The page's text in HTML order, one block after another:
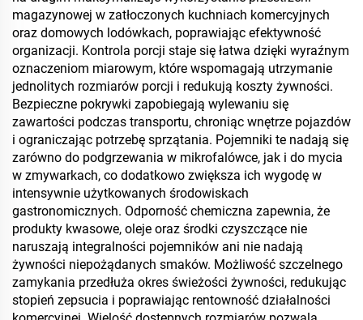
magazynowej w zatłoczonych kuchniach komercyjnych
oraz domowych lodówkach, poprawiając efektywność
organizacji. Kontrola porcji staje się łatwa dzięki wyraźnym
oznaczeniom miarowym, które wspomagają utrzymanie
jednolitych rozmiarów porcji i redukują koszty żywności.
Bezpieczne pokrywki zapobiegają wylewaniu się
zawartości podczas transportu, chroniąc wnętrze pojazdów
i ograniczając potrzebę sprzątania. Pojemniki te nadają się
zarówno do podgrzewania w mikrofalówce, jak i do mycia
w zmywarkach, co dodatkowo zwiększa ich wygodę w
intensywnie użytkowanych środowiskach
gastronomicznych. Odporność chemiczna zapewnia, że
produkty kwasowe, oleje oraz środki czyszczące nie
naruszają integralności pojemników ani nie nadają
żywności niepożądanych smaków. Możliwość szczelnego
zamykania przedłuża okres świeżości żywności, redukując
stopień zepsucia i poprawiając rentowność działalności